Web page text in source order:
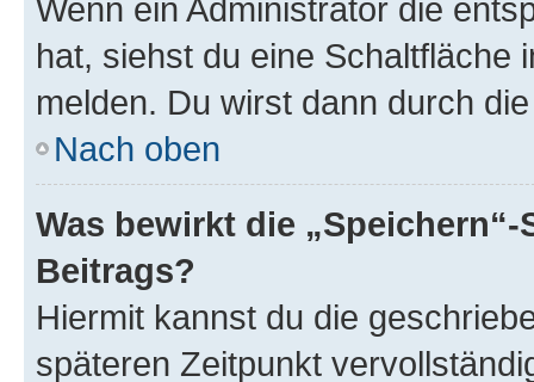
Wenn ein Administrator die
hat, siehst du eine Schaltfläche
melden. Du wirst dann durch
Nach oben
Was bewirkt die
Beitrags?
Hiermit kannst du die
späteren Zeitpunkt